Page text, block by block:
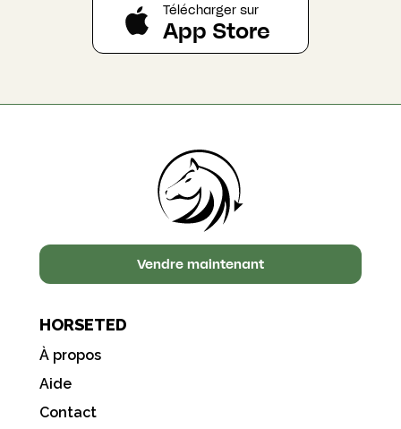
Télécharger sur
App Store
Vendre maintenant
HORSETED
À propos
Aide
Contact